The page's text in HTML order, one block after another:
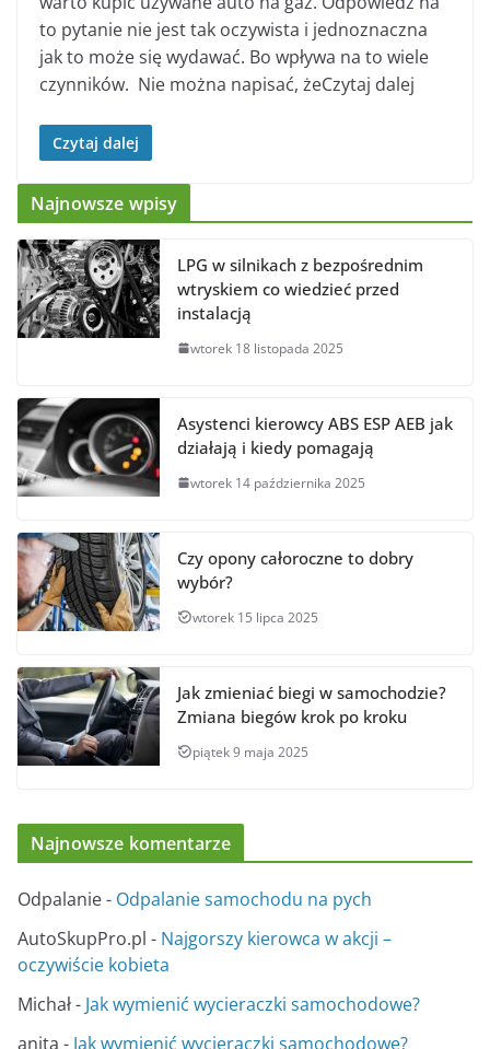
to pytanie nie jest tak oczywista i jednoznaczna
jak to może się wydawać. Bo wpływa na to wiele
czynników. Nie można napisać, żeCzytaj dalej
Czytaj dalej
Najnowsze wpisy
LPG w silnikach z bezpośrednim
wtryskiem co wiedzieć przed
instalacją
wtorek 18 listopada 2025
Asystenci kierowcy ABS ESP AEB jak
działają i kiedy pomagają
wtorek 14 października 2025
Czy opony całoroczne to dobry
wybór?
wtorek 15 lipca 2025
Jak zmieniać biegi w samochodzie?
Zmiana biegów krok po kroku
piątek 9 maja 2025
Najnowsze komentarze
Odpalanie- Odpalanie samochodu na pych
AutoSkupPro.pl - Najgorszy kierowca w akcji –
oczywiście kobieta
Michał- Jak wymienić wycieraczki samochodowe?
anita - Jak wymienić wycieraczki samochodowe?